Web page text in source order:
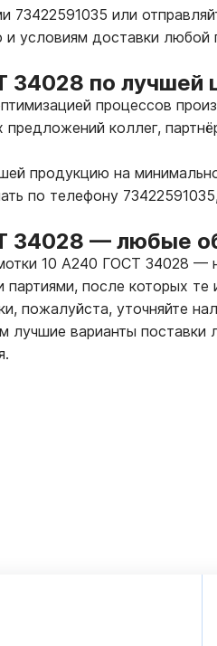
73422591035 или
и условиям доставки любой
по лучшей
процессов
коллег,
продукцию на
по телефону
34028 — любые
10 А240 ГОСТ 34028 —
после которых
пожалуйста, уточняйте
варианты поставки